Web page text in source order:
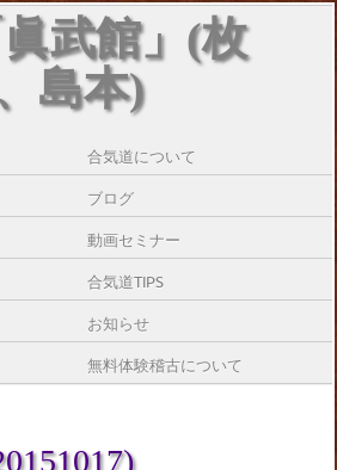
武館」(枚
島本)
合気道について
ブログ
動画セミナー
合気道TIPS
お知らせ
無料体験稽古について